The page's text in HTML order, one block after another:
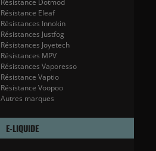
Résistance Dotmod
Résistance Eleaf
Résistances Innokin
Résistances Justfog
Résistances Joyetech
Résistances MPV
Résistances Vaporesso
Résistance Vaptio
Résistance Voopoo
Autres marques
E-LIQUIDE